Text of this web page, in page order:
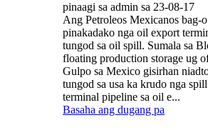
pinaagi sa admin sa 23-08-17
Ang Petroleos Mexicanos bag-
pinakadako nga oil export
tungod sa oil spill. Sumala sa
floating production storage ug
Gulpo sa Mexico gisirhan
tungod sa usa ka krudo nga spill
terminal pipeline sa oil e...
Basaha ang dugang pa